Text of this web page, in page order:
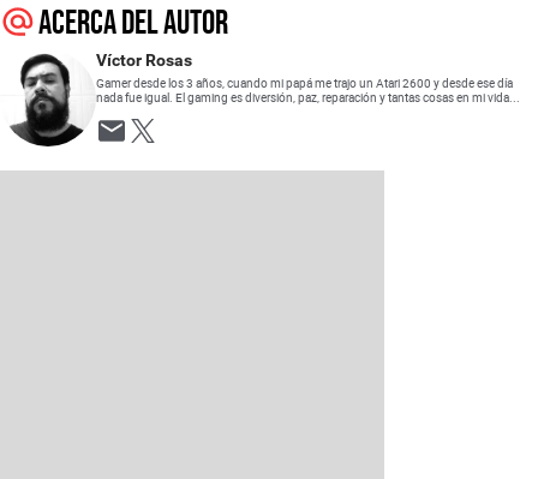
Acerca del autor
Víctor Rosas
Gamer desde los 3 años, cuando mi papá me trajo un Atari 2600 y desde ese día
nada fue igual. El gaming es diversión, paz, reparación y tantas cosas en mi vida...
Opens in new window